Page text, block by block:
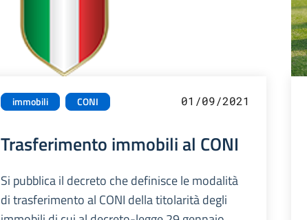
immobili CONI 01/09/2021
Trasferimento immobili al CONI
Si pubblica il decreto che definisce le modalità
di trasferimento al CONI della titolarità degli